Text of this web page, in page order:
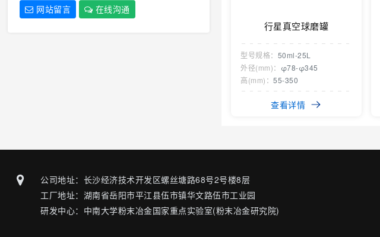
网站留言 在线沟通
行星真空球磨罐
型号规格： 50ml-25L
外径(mm)： φ78-φ345
高(mm)：55-350
查看详情
公司地址：长沙经济技术开发区螺丝塘路68号2号楼8层
工厂地址：湖南省岳阳市平江县伍市镇华文路伍市工业园
研发中心：中南大学粉末冶金国家重点实验室(粉末冶金研究院)